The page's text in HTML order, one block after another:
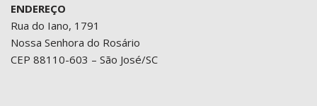
ENDEREÇO
Rua do Iano, 1791
Nossa Senhora do Rosário
CEP 88110-603 – São José/SC